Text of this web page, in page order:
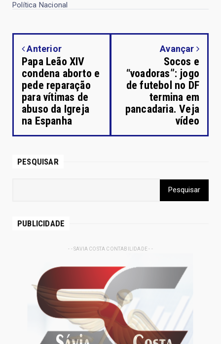
Política Nacional
Anterior
Papa Leão XIV
condena aborto e
pede reparação
para vítimas de
abuso da Igreja
na Espanha
Avançar
Socos e
“voadoras”: jogo
de futebol no DF
termina em
pancadaria. Veja
vídeo
PESQUISAR
PUBLICIDADE
- - SAVIA COSTA CONTABILIDADE - -